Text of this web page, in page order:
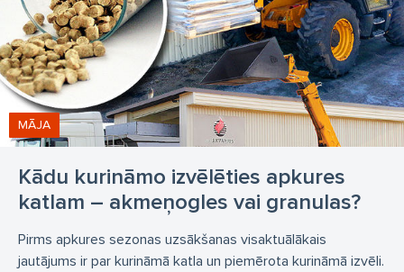
Kādu kurināmo izvēlēties apkures
katlam – akmeņogles vai granulas?
MĀJA
Pirms apkures sezonas uzsākšanas visaktuālākais
jautājums ir par kurināmā katla un piemērota kurināmā izvēli.